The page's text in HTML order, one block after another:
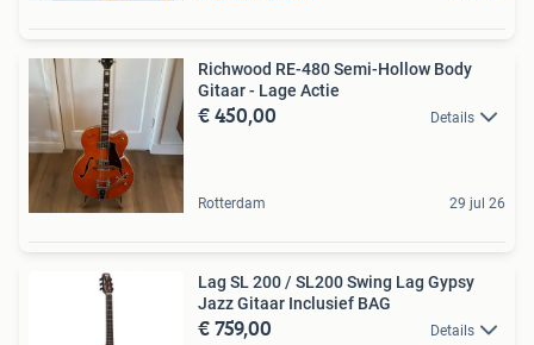
Richwood RE-480 Semi-Hollow Body
Gitaar - Lage Actie
€ 450,00 Details
Rotterdam 29 jul 26
Lag SL 200 / SL200 Swing Lag Gypsy
Jazz Gitaar Inclusief BAG
€ 759,00 Details